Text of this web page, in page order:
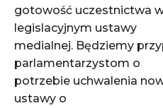
gotowość uczestnictwa
legislacyjnym ustawy
medialnej. Będziemy
parlamentarzystom o
potrzebie uchwalenia
ustawy o